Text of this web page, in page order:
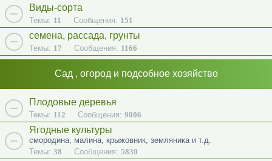
Виды-сорта
Темы: 11 Сообщения: 151
семена, рассада, грунты
Темы: 17 Сообщения: 1166
Сад , огород и подсобное хозяйство
Плодовые деревья
Темы: 112 Сообщения: 9006
Ягодные культуры
смородина, малина, крыжовник, земляника и т.д.
Темы: 38 Сообщения: 5830